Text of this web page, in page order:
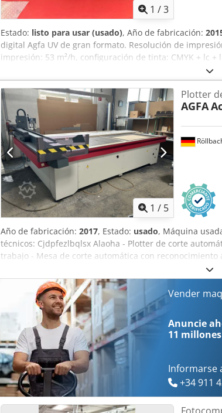
1 /3
Estado: listo para usar (usado), Año de fabricación:
digital Agfa UV de gran formato. Resolución de
impresión: 53 m²/h, configuración de tinta: CMYK + lc
ancho máximo de impresión: 2000 mm, grosor
kg/m². Dimensiones de la máquina (X/Y/Z):
aproximadamente 1800 kg. Incluye 4 mesas en
estación de trabajo. Actualmente, la configuración de
tráfico. Es posible volver a la configuración estándar
inspeccionar el equipo. Cjdpfeznc Rlox Alaeha
1 / 5
Plotter
AGFA
Año de fabricación: 2017, Estado: usado, Máquina
técnicos: Cjdpfezlbqlsx Alaoha - Plotter de corte
trabajo - Mesa de corte automática con
referencia - La superficie de trabajo se compone de 40
automáticamente según sea necesario - Cabezal de
materiales de hasta 50 mm de grosor - Corte multi-
simultáneamente - Preajuste automático de
optimizar el aprovechamiento del material - Velocidad
Detección automática de altura de sustratos - Área de
el área de trabajo: 40 - Velocidad de corte de hasta
de hendido, cuchilla oscilante, fresadora - Elitron CAD
plazo Ubicación: 63934 Röllbach
Vender
Anuncie
11
Informarse
+34 911